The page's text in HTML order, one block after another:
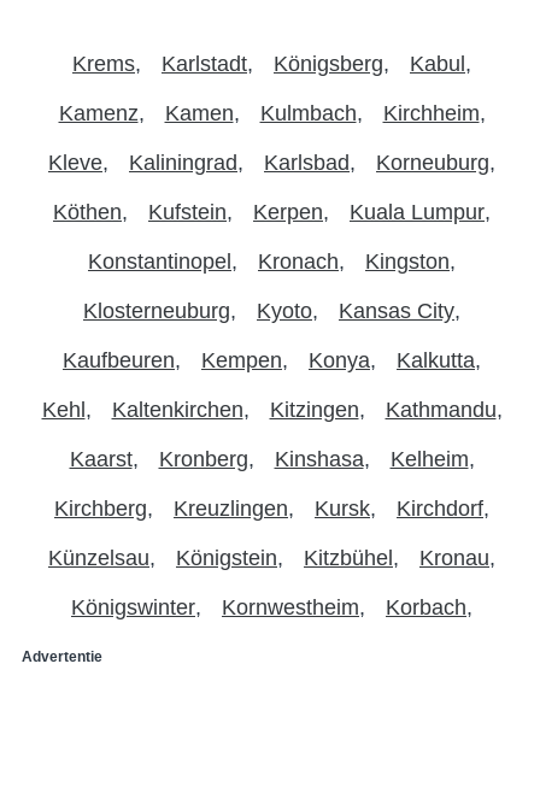
Krems Karlstadt Königsberg Kabul
Kamenz Kamen Kulmbach Kirchheim
Kleve Kaliningrad Karlsbad Korneuburg
Köthen Kufstein Kerpen Kuala Lumpur
Konstantinopel Kronach Kingston
Klosterneuburg Kyoto Kansas City
Kaufbeuren Kempen Konya Kalkutta
Kehl Kaltenkirchen Kitzingen Kathmandu
Kaarst Kronberg Kinshasa Kelheim
Kirchberg Kreuzlingen Kursk Kirchdorf
Künzelsau Königstein Kitzbühel Kronau
Königswinter Kornwestheim Korbach
Advertentie